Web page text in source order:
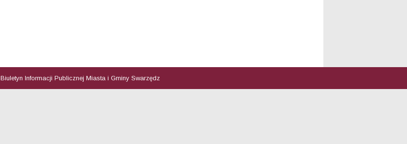
Biuletyn Informacji Publicznej Miasta i Gminy Swarzędz